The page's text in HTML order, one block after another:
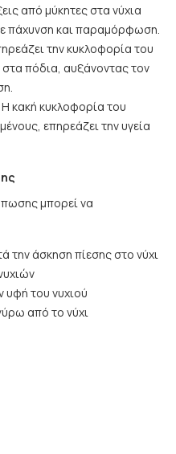
από μύκητες στα νύχια
πάχυνση και παραμόρφωση.
την κυκλοφορία του
πόδια, αυξάνοντας τον
Η κακή κυκλοφορία του
επηρεάζει την υγεία
μπορεί να
την άσκηση πίεσης στο νύχι
υφή του νυχιού
από το νύχι